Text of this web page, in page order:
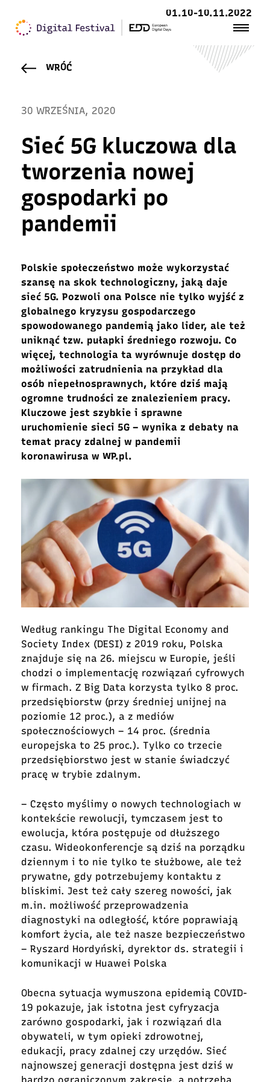
01.10-10.11.2022
WRÓĆ
30 WRZEŚNIA, 2020
Sieć 5G kluczowa dla
tworzenia nowej
gospodarki po
pandemii
Polskie społeczeństwo może wykorzystać
szansę na skok technologiczny, jaką daje
sieć 5G. Pozwoli ona Polsce nie tylko wyjść z
globalnego kryzysu gospodarczego
spowodowanego pandemią jako lider, ale też
uniknąć tzw. pułapki średniego rozwoju. Co
więcej, technologia ta wyrównuje dostęp do
możliwości zatrudnienia na przykład dla
osób niepełnosprawnych, które dziś mają
ogromne trudności ze znalezieniem pracy.
Kluczowe jest szybkie i sprawne
uruchomienie sieci 5G – wynika z debaty na
temat pracy zdalnej w pandemii
koronawirusa w WP.pl.
Według rankingu The Digital Economy and
Society Index (DESI) z 2019 roku, Polska
znajduje się na 26. miejscu w Europie, jeśli
chodzi o implementację rozwiązań cyfrowych
w firmach. Z Big Data korzysta tylko 8 proc.
przedsiębiorstw (przy średniej unijnej na
poziomie 12 proc.), a z mediów
społecznościowych – 14 proc. (średnia
europejska to 25 proc.). Tylko co trzecie
przedsiębiorstwo jest w stanie świadczyć
pracę w trybie zdalnym.
– Często myślimy o nowych technologiach w
kontekście rewolucji, tymczasem jest to
ewolucja, która postępuje od dłuższego
czasu. Wideokonferencje są dziś na porządku
dziennym i to nie tylko te służbowe, ale też
prywatne, gdy potrzebujemy kontaktu z
bliskimi. Jest też cały szereg nowości, jak
m.in. możliwość przeprowadzenia
diagnostyki na odległość, które poprawiają
komfort życia, ale też nasze bezpieczeństwo
– Ryszard Hordyński, dyrektor ds. strategii i
komunikacji w Huawei Polska
Obecna sytuacja wymuszona epidemią COVID-
19 pokazuje, jak istotna jest cyfryzacja
zarówno gospodarki, jak i rozwiązań dla
obywateli, w tym opieki zdrowotnej,
edukacji, pracy zdalnej czy urzędów. Sieć
najnowszej generacji dostępna jest dziś w
bardzo ograniczonym zakresie, a potrzeba